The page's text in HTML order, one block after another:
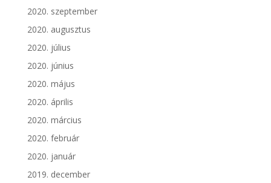
2020. szeptember
2020. augusztus
2020. július
2020. június
2020. május
2020. április
2020. március
2020. február
2020. január
2019. december